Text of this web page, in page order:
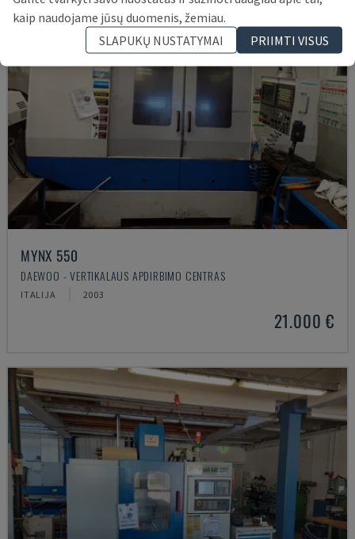
MYNX 550
DAEWOO - VERTIKALAUS APDIRBIMO CENTRAS
ITALIJA 2003
21.000 €
kaip naudojame jūsų duomenis, žemiau.
SLAPUKŲ NUSTATYMAI
PRIIMTI VISUS